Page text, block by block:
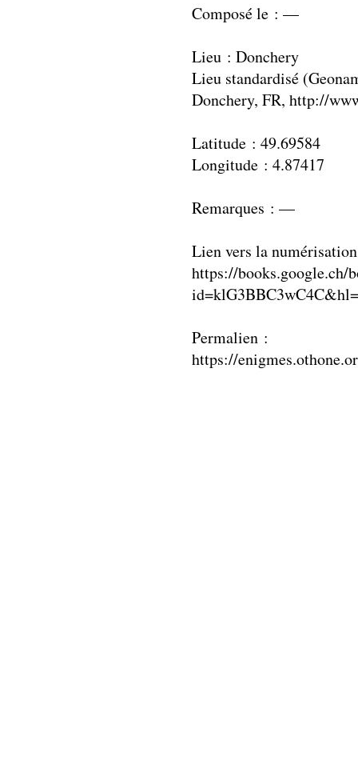
Composé le : —
Lieu : Donchery
Lieu standardisé
Donchery, FR, http://
Latitude : 49.69584
Longitude : 4.87417
Remarques : —
Lien vers la
https://books.google.ch/
Permalien :
https://